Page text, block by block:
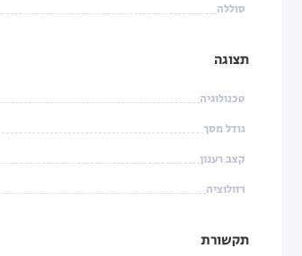
סוללה
תצוגה
טכנולוגיה
גודל מסך
קצב רענון
רזולוציה
תקשורת